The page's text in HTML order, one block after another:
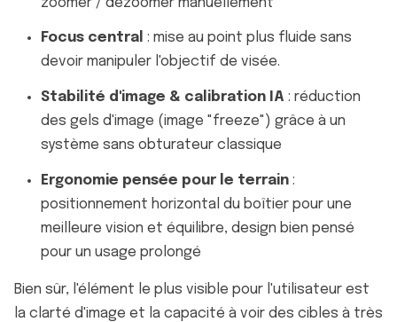
Focus central : mise au point plus fluide sans
devoir manipuler l'objectif de visée.
Stabilité d'image & calibration IA : réduction
des gels d'image (image "freeze") grâce à un
système sans obturateur classique
Ergonomie pensée pour le terrain :
positionnement horizontal du boîtier pour une
meilleure vision et équilibre, design bien pensé
pour un usage prolongé
Bien sûr, l'élément le plus visible pour l'utilisateur est
la clarté d'image et la capacité à voir des cibles à très